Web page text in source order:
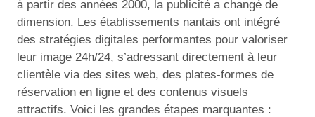
à partir des années 2000, la publicité a changé de
dimension. Les établissements nantais ont intégré
des stratégies digitales performantes pour valoriser
leur image 24h/24, s’adressant directement à leur
clientèle via des sites web, des plates-formes de
réservation en ligne et des contenus visuels
attractifs. Voici les grandes étapes marquantes :